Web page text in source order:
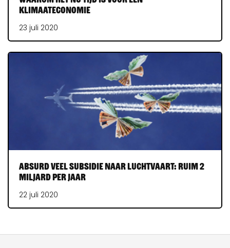
klimaateconomie
23 juli 2020
Absurd veel subsidie naar luchtvaart: ruim 2
miljard per jaar
22 juli 2020